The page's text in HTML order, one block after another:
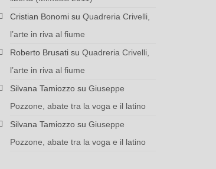
Cristian Bonomisu Quadreria Crivelli,
l’arte in riva al fiume
Roberto Brusatisu Quadreria Crivelli,
l’arte in riva al fiume
Silvana Tamiozzosu Giuseppe
Pozzone, abate tra la voga e il latino
Silvana Tamiozzosu Giuseppe
Pozzone, abate tra la voga e il latino